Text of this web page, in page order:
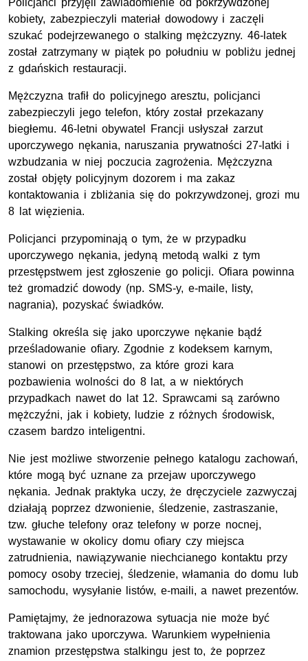
Policjanci przyjęli zawiadomienie od pokrzywdzonej
kobiety, zabezpieczyli materiał dowodowy i zaczęli
szukać podejrzewanego o stalking mężczyzny. 46-latek
został zatrzymany w piątek po południu w pobliżu jednej
z gdańskich restauracji.
Mężczyzna trafił do policyjnego aresztu, policjanci
zabezpieczyli jego telefon, który został przekazany
biegłemu. 46-letni obywatel Francji usłyszał zarzut
uporczywego nękania, naruszania prywatności 27-latki i
wzbudzania w niej poczucia zagrożenia. Mężczyzna
został objęty policyjnym dozorem i ma zakaz
kontaktowania i zbliżania się do pokrzywdzonej, grozi mu
8 lat więzienia.
Policjanci przypominają o tym, że w przypadku
uporczywego nękania, jedyną metodą walki z tym
przestępstwem jest zgłoszenie go policji. Ofiara powinna
też gromadzić dowody (np. SMS-y, e-maile, listy,
nagrania), pozyskać świadków.
Stalking określa się jako uporczywe nękanie bądź
prześladowanie ofiary. Zgodnie z kodeksem karnym,
stanowi on przestępstwo, za które grozi kara
pozbawienia wolności do 8 lat, a w niektórych
przypadkach nawet do lat 12. Sprawcami są zarówno
mężczyźni, jak i kobiety, ludzie z różnych środowisk,
czasem bardzo inteligentni.
Nie jest możliwe stworzenie pełnego katalogu zachowań,
które mogą być uznane za przejaw uporczywego
nękania. Jednak praktyka uczy, że dręczyciele zazwyczaj
działają poprzez dzwonienie, śledzenie, zastraszanie,
tzw. głuche telefony oraz telefony w porze nocnej,
wystawanie w okolicy domu ofiary czy miejsca
zatrudnienia, nawiązywanie niechcianego kontaktu przy
pomocy osoby trzeciej, śledzenie, włamania do domu lub
samochodu, wysyłanie listów, e-maili, a nawet prezentów.
Pamiętajmy, że jednorazowa sytuacja nie może być
traktowana jako uporczywa. Warunkiem wypełnienia
znamion przestępstwa stalkingu jest to, że poprzez